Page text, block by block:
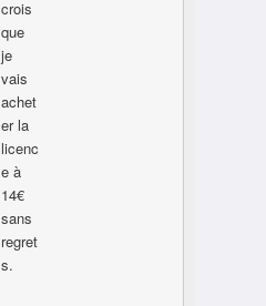
crois
que
je
vais
achet
er la
licenc
e à
14€
sans
regret
s.